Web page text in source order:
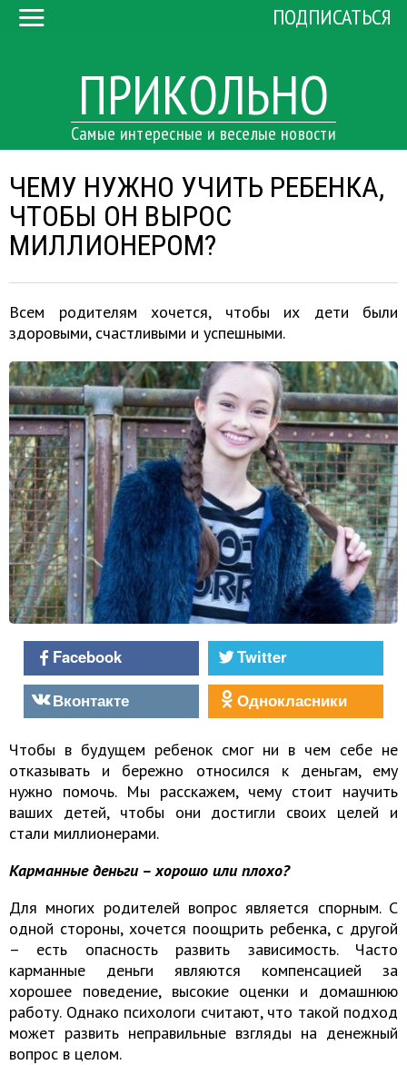
ПРИКОЛЬНО
Самые интересные и веселые новости
ПОДПИСАТЬСЯ
ЧЕМУ НУЖНО УЧИТЬ РЕБЕНКА,
ЧТОБЫ ОН ВЫРОС
МИЛЛИОНЕРОМ?
Всем родителям хочется, чтобы их дети были
здоровыми, счастливыми и успешными.
Facebook
Twitter
Вконтакте
Однокласники
Чтобы в будущем ребенок смог ни в чем себе не
отказывать и бережно относился к деньгам, ему
нужно помочь. Мы расскажем, чему стоит научить
ваших детей, чтобы они достигли своих целей и
стали миллионерами.
Карманные деньги – хорошо или плохо?
Для многих родителей вопрос является спорным. С
одной стороны, хочется поощрить ребенка, с другой
– есть опасность развить зависимость. Часто
карманные деньги являются компенсацией за
хорошее поведение, высокие оценки и домашнюю
работу. Однако психологи считают, что такой подход
может развить неправильные взгляды на денежный
вопрос в целом.